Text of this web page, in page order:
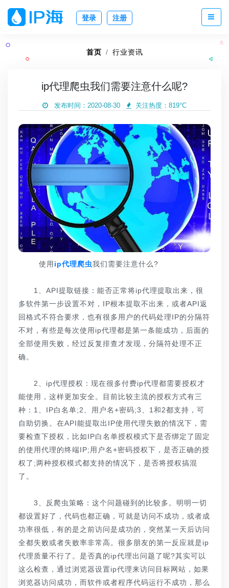
登录 注册
首页 行业资讯
ip代理爬虫我们需要注意什么呢?
发布时间：2020-08-30 关注热度： 819°C
使用 ip代理爬虫我们需要注意什么?
1、API提取链接：能否正常将ip代理提取出来，很
多软件第一步设置不对，IP根本提取不出来，或者API返
回格式不符合要求，也有很多用户的代码处理IP的分隔符
不对，有些是每次使用ip代理都是第一条能成功，后面的
全部使用失败，经过反复排查才发现，分隔符处理不正
确。
2、ip代理授权：现在很多付费ip代理都需要授权才
能使用，这样更加安全。目前比较主流的授权方式有三
种：1、IP白名单;2、用户名+密码;3、1和2都支持，可
自助切换。在API能提取出IP使用代理失败的情况下，需
要检查下授权，比如IP白名单授权模式下是否绑定了固定
的使用代理的终端IP;用户名+密码授权下，是否正确的授
权了;两种授权模式都支持的情况下，是否将授权搞混
了。
3、反爬虫策略：这个问题碰到的比较多。明明一切
都设置好了，代码也都正确，可就是访问不成功，或者成
功率很低，有的是之前访问是成功的，突然某一天后访问
全都失败或者失败率非常高。很多朋友的第一反应就是ip
代理质量不行了。是否真的ip代理出问题了呢?其实可以
这么检查，通过浏览器设置ip代理来访问目标网站，如果
浏览器访问成功，而软件或者程序代码运行不成功，那么